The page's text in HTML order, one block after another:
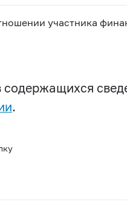
участника
содержащихся
.